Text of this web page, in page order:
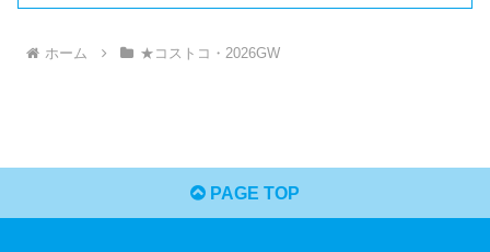
ホーム ★コストコ・2026GW
PAGE TOP